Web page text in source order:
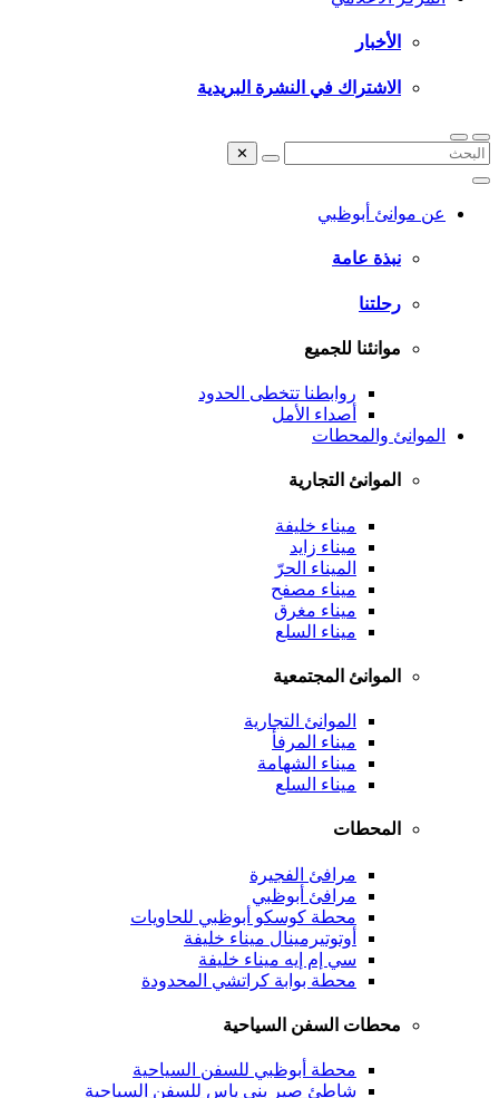
الأخبار
الاشتراك في النشرة البريدية
✕
عن موانئ أبوظبي
نبذة عامة
رحلتنا
موانئنا للجميع
روابطنا تتخطى الحدود
أصداء الأمل
الموانئ والمحطات
الموانئ التجارية
ميناء خليفة
ميناء زايد
الميناء الحرّ
ميناء مصفح
ميناء مغرق
ميناء السلع
الموانئ المجتمعية
الموانئ التجارية
ميناء المرفأ
ميناء الشهامة
ميناء السلع
المحطات
مرافئ الفجيرة
مرافئ أبوظبي
محطة كوسكو أبوظبي للحاويات
أوتوتيرمينال ميناء خليفة
سي إم إيه ميناء خليفة
محطة بوابة كراتشي المحدودة
محطات السفن السياحية
محطة أبوظبي للسفن السياحية
شاطئ صير بني ياس للسفن السياحية